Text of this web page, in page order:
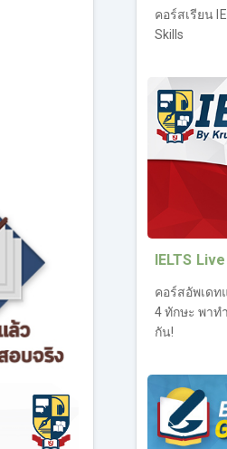
คอร์สเรียน
Skills
IELTS
คอร์สอัพเดท
4 ทักษะ พา
กัน!